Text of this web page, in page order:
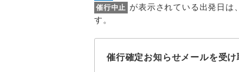
催行中止 が表示されている出発日は
す。
催行確定お知らせメールを受け
1